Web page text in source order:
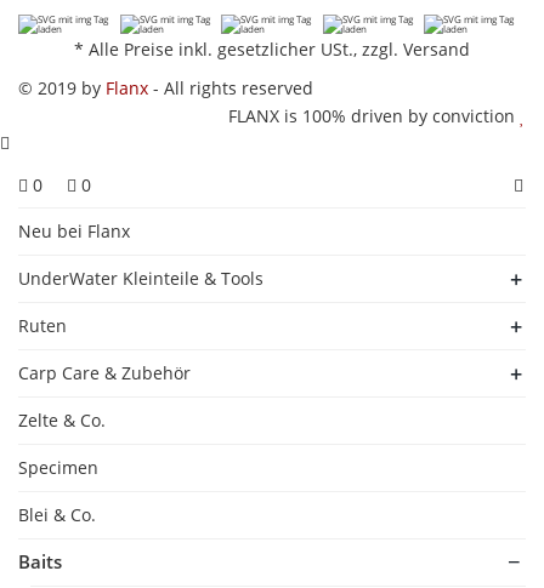
* Alle Preise inkl. gesetzlicher USt., zzgl. Versand
© 2019 by Flanx - All rights reserved
FLANX is 100% driven by conviction
0 0
Neu bei Flanx
UnderWater Kleinteile & Tools
Ruten
Carp Care & Zubehör
Zelte & Co.
Specimen
Blei & Co.
Baits